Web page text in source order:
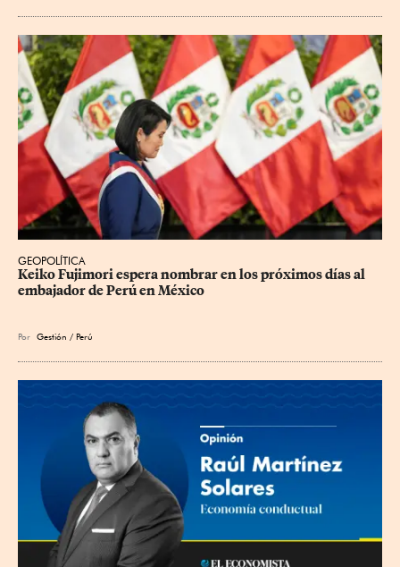
GEOPOLÍTICA
Keiko Fujimori espera nombrar en los próximos días al
embajador de Perú en México
Por Gestión / Perú